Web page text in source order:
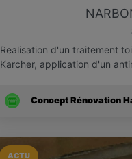
Realisation d'un traitement
Karcher, application d'un
Concept Rénovation
ACTU